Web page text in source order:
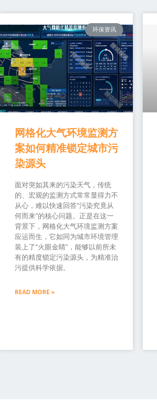
环保资讯
网格化大气环境监测方
案如何精准锁定城市污
染源头
面对突如其来的污染天气，传统
的、宏观的监测方式常常显得力不
从心，难以快速回答“污染究竟从
何而来”的核心问题。正是在这一
背景下，网格化大气环境监测方案
应运而生，它如同为城市环境管理
装上了“火眼金睛”，能够以前所未
有的精度锁定污染源头，为精准治
污提供科学依据。
READ MORE »